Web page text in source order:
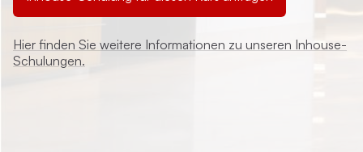
Hier finden Sie weitere Informationen zu unseren Inhouse-
Schulungen.